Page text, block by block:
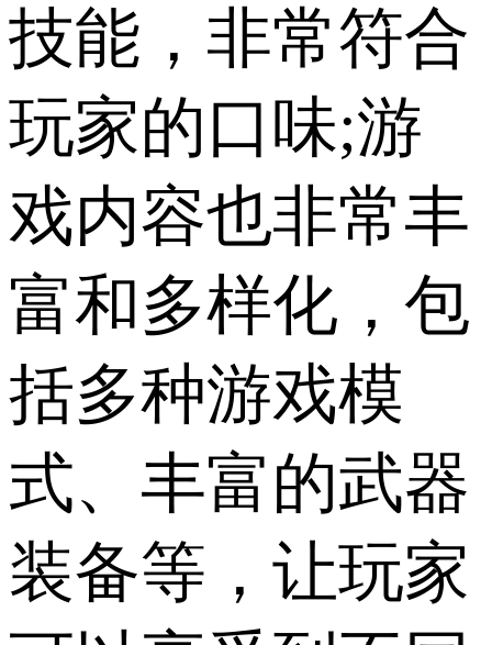
技能，非常符合
玩家的口味;游
戏内容也非常丰
富和多样化，包
括多种游戏模
式、丰富的武器
装备等，让玩家